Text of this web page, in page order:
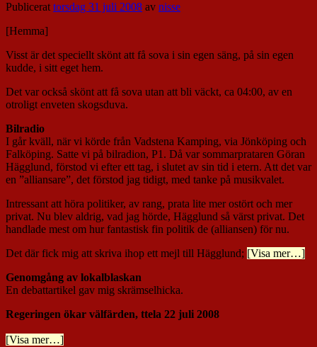
Publicerattorsdag 31 juli 2008 av nisse
[Hemma]
Visst är det speciellt skönt att få sova i sin egen säng, på sin egen
kudde, i sitt eget hem.
Det var också skönt att få sova utan att bli väckt, ca 04:00, av en
otroligt enveten skogsduva.
Bilradio
I går kväll, när vi körde från Vadstena Kamping, via Jönköping och
Falköping. Satte vi på bilradion, P1. Då var sommarprataren Göran
Hägglund, förstod vi efter ett tag, i slutet av sin tid i etern. Att det var
en ”alliansare”, det förstod jag tidigt, med tanke på musikvalet.
Intressant att höra politiker, av rang, prata lite mer ostört och mer
privat. Nu blev aldrig, vad jag hörde, Hägglund så värst privat. Det
handlade mest om hur fantastisk fin politik de (alliansen) för nu.
Det där fick mig att skriva ihop ett mejl till Hägglund; [Visa mer…]
Genomgång av lokalblaskan
En debattartikel gav mig skrämselhicka.
Regeringen ökar välfärden, ttela 22 juli 2008
[Visa mer…]